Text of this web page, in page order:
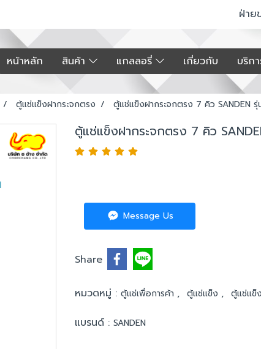
ฝ่าย
หน้าหลัก สินค้า แกลลอรี่ เกี่ยวกับ บริก
ตู้แช่แข็งฝากระจกตรง ตู้แช่แข็งฝากระจกตรง 7 คิว SANDEN
ตู้แช่แข็งฝากระจกตรง 7 คิว
Message Us
Share
หมวดหมู่ : ตู้แช่เพื่อการค้า , ตู้แช่แข็ง , ตู้แช่แข็
แบรนด์ : SANDEN